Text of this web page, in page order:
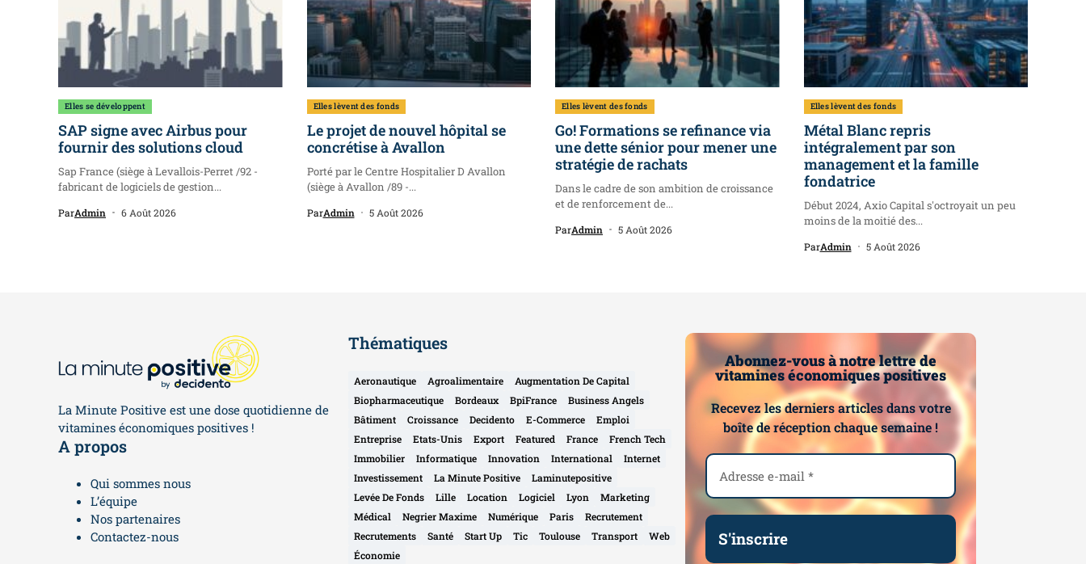
Elles se développent
SAP signe avec Airbus pour
fournir des solutions cloud
Sap France (siège à Levallois-Perret /92 -
fabricant de logiciels de gestion...
ParAdmin 6 Août 2026
Elles lèvent des fonds
Le projet de nouvel hôpital se
concrétise à Avallon
Porté par le Centre Hospitalier D Avallon
(siège à Avallon /89 -...
ParAdmin 5 Août 2026
Elles lèvent des fonds
Go! Formations se refinance via
une dette sénior pour mener une
stratégie de rachats
Dans le cadre de son ambition de croissance
et de renforcement de...
ParAdmin 5 Août 2026
Elles lèvent des fonds
Métal Blanc repris
intégralement par son
management et la famille
fondatrice
Début 2024, Axio Capital s'octroyait un peu
moins de la moitié des...
ParAdmin 5 Août 2026
La Minute Positive est une dose quotidienne de
vitamines économiques positives !
A propos
Qui sommes nous
L’équipe
Nos partenaires
Contactez-nous
Thématiques
Aeronautique Agroalimentaire
Augmentation De Capital
Biopharmaceutique
Bordeaux BpiFrance
Business Angels
Bâtiment
Croissance Decidento E-Commerce
Emploi
Entreprise
Etats-Unis Export Featured France
French Tech
Immobilier
Informatique Innovation International
Internet
Investissement
La Minute Positive
Laminutepositive
Levée De Fonds
Lille Location Logiciel Lyon
Marketing
Médical
Negrier Maxime Numérique Paris
Recrutement
Recrutements
Santé Start Up Tic Toulouse Transport
Web
Économie
Abonnez-vous à notre lettre de
vitamines économiques positives
Recevez les derniers articles dans votre
boîte de réception chaque semaine !